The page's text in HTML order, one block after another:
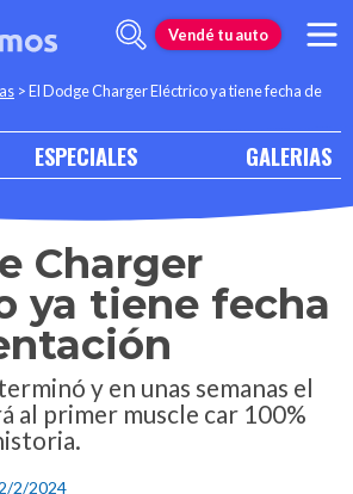
Vendé tu auto
>El Dodge Charger Eléctrico ya tiene fecha de
ESPECIALES GALERIAS
Charger
ya tiene fecha
y en unas semanas el
al primer muscle car 100%
2/2024